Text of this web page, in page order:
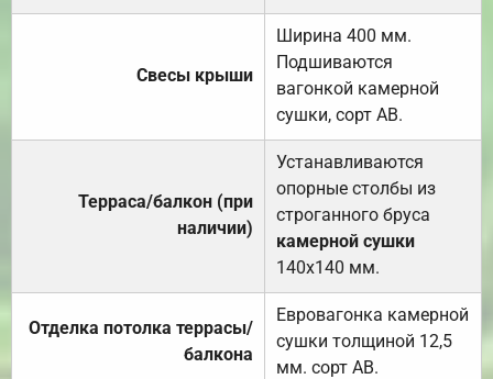
Свесы крыши
Ширина 400 мм.
Подшиваются
вагонкой камерной
сушки, сорт АВ.
Терраса/балкон (при
наличии)
Устанавливаются
опорные столбы из
строганного бруса
камерной сушки
140х140 мм.
Отделка потолка террасы/
балкона
Евровагонка камерной
сушки толщиной 12,5
мм. сорт АВ.